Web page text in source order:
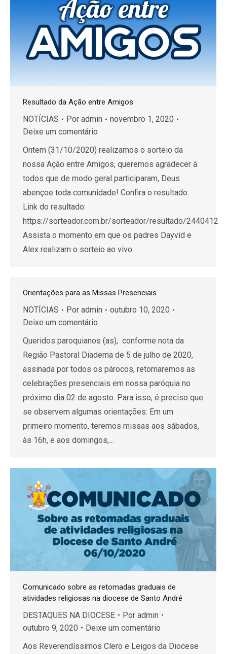
Resultado da Ação entre Amigos
NOTÍCIAS Por admin
novembro 1, 2020
Deixe um comentário
Ontem (31/10/2020) realizamos o sorteio da
nossa Ação entre Amigos, queremos agradecer à
todos que de modo geral participaram, Deus
abençoe toda comunidade! Confira o resultado:
Link do resultado:
https://sorteador.com.br/sorteador/resultado/2440412
Assista o momento em que os padres Dayvid e
Alex realizam o sorteio ao vivo:
Orientações para as Missas Presenciais
NOTÍCIAS Por admin
outubro 10, 2020
Deixe um comentário
Queridos paroquianos (as), conforme nota da
Região Pastoral Diadema de 5 de julho de 2020,
assinada por todos os párocos, retomaremos as
celebrações presenciais em nossa paróquia no
próximo dia 02 de agosto. Para isso, é preciso que
se observem algumas orientações: Em um
primeiro momento, teremos missas aos sábados,
às 16h, e aos domingos,…
Comunicado sobre as retomadas graduais de
atividades religiosas na diocese de Santo André
DESTAQUES NA DIOCESE Por admin
outubro 9, 2020
Deixe um comentário
Aos Reverendíssimos Clero e Leigos da Diocese